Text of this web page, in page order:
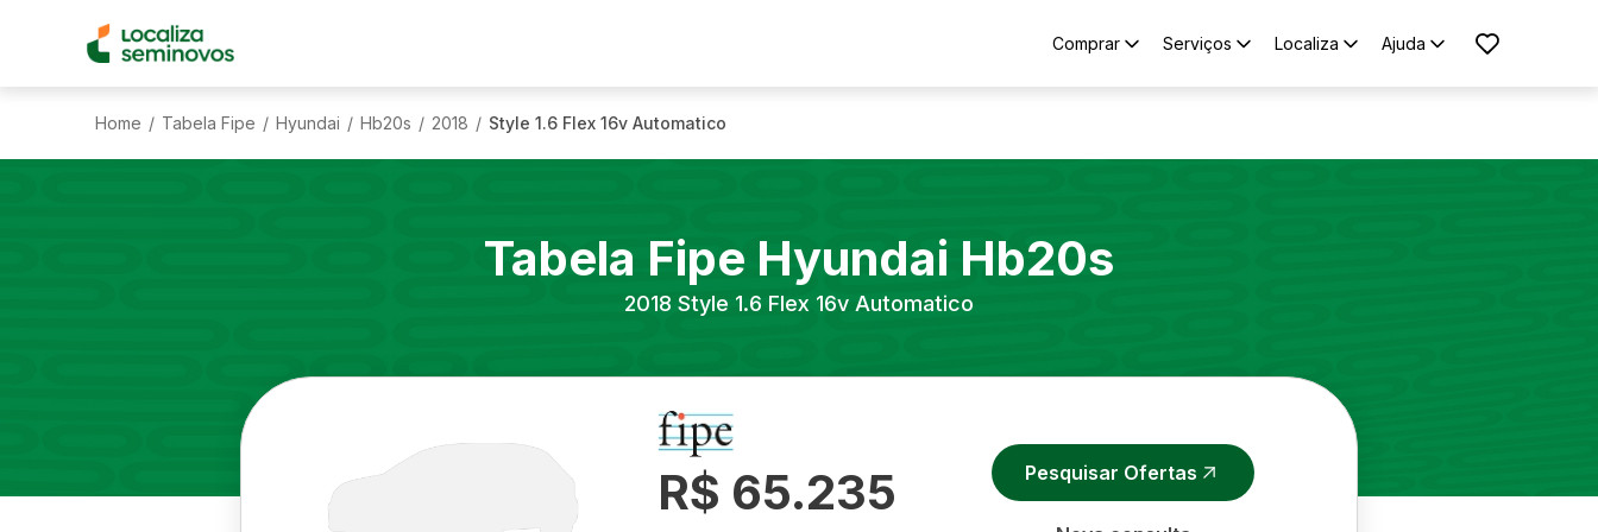
Comprar Serviços Localiza Ajuda
Home / Tabela Fipe / Hyundai / Hb20s / 2018 / Style 1.6 Flex 16v Automatico
Tabela Fipe Hyundai Hb20s
2018 Style 1.6 Flex 16v Automatico
R$ 65.235 Pesquisar Ofertas